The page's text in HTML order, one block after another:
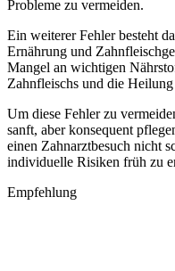
Probleme zu vermeiden.
Ein weiterer Fehler besteht
Ernährung und
Mangel an wichtigen
Zahnfleischs und die
Um diese Fehler zu
sanft, aber konsequent
einen Zahnarztbesuch nicht
individuelle Risiken früh zu
Empfehlung